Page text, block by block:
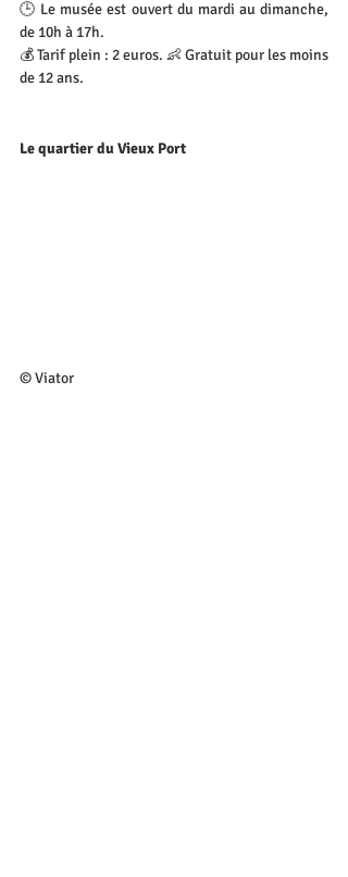
🕒 Le musée est ouvert du mardi au dimanche,
de 10h à 17h.
💰 Tarif plein : 2 euros. 👶 Gratuit pour les moins
de 12 ans.
Le quartier du Vieux Port
© Viator